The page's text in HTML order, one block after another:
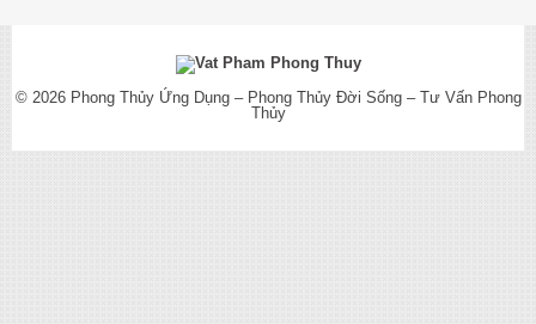
© 2026 Phong Thủy Ứng Dụng – Phong Thủy Đời Sống – Tư Vấn Phong
Thủy